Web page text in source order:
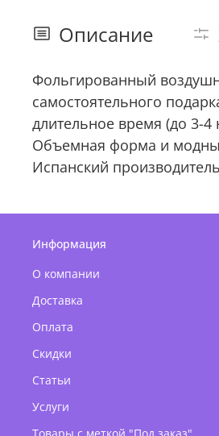
Описание
Фольгированный
самостоятельного
длительное время (до 3-4
Объемная форма и
Испанский
Информация
О компании
Доставка
Оплата
Скидки
Статьи
Услуги
Товары с меткой "Под заказ"